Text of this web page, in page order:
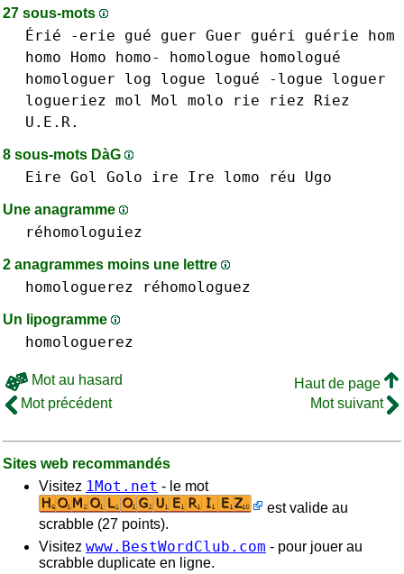
27 sous-mots
Érié -erie gué guer Guer guéri guérie
hom
homo Homo homo-
homologue homologué
homologuer
log logue logué -logue
loguer
logueriez mol Mol molo rie
riez Riez
U.E.R.
8 sous-mots DàG
Eire Gol Golo ire Ire lomo réu Ugo
Une anagramme
réhomologuiez
2 anagrammes moins une lettre
homologuerez réhomologuez
Un lipogramme
homologuerez
Mot au hasard
Haut de page
Mot précédent
Mot suivant
Sites web recommandés
Visitez 1Mot.net - le mot
est valide au
scrabble (27 points).
Visitez www.BestWordClub.com - pour jouer au
scrabble duplicate en ligne.